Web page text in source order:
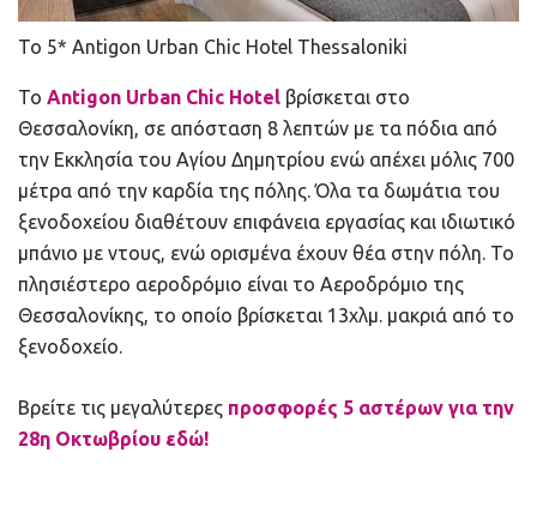
Το 5* Antigon Urban Chic Hotel Thessaloniki
Το Antigon Urban Chic Hotel βρίσκεται στο
Θεσσαλονίκη, σε απόσταση 8 λεπτών με τα πόδια από
την Εκκλησία του Αγίου Δημητρίου ενώ απέχει μόλις 700
μέτρα από την καρδία της πόλης. Όλα τα δωμάτια του
ξενοδοχείου διαθέτουν επιφάνεια εργασίας και ιδιωτικό
μπάνιο με ντους, ενώ ορισμένα έχουν θέα στην πόλη. Το
πλησιέστερο αεροδρόμιο είναι το Αεροδρόμιο της
Θεσσαλονίκης, το οποίο βρίσκεται 13χλμ. μακριά από το
ξενοδοχείο.
Βρείτε τις μεγαλύτερες προσφορές 5 αστέρων για την
28η Οκτωβρίου εδώ!